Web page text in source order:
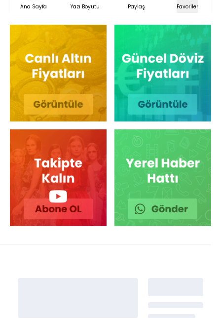
Ana Sayfa Yazı Boyutu Paylaş Favoriler